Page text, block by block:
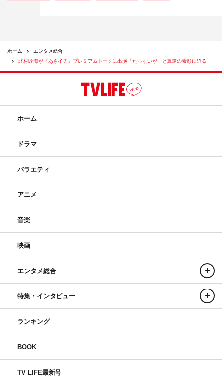
ホーム
エンタメ総合
北村匠海が『あさイチ』プレミアムトークに出演「たっすいが」と真逆の素顔に迫る
ホーム
ドラマ
バラエティ
アニメ
音楽
映画
エンタメ総合
特集・インタビュー
ランキング
BOOK
TV LIFE最新号